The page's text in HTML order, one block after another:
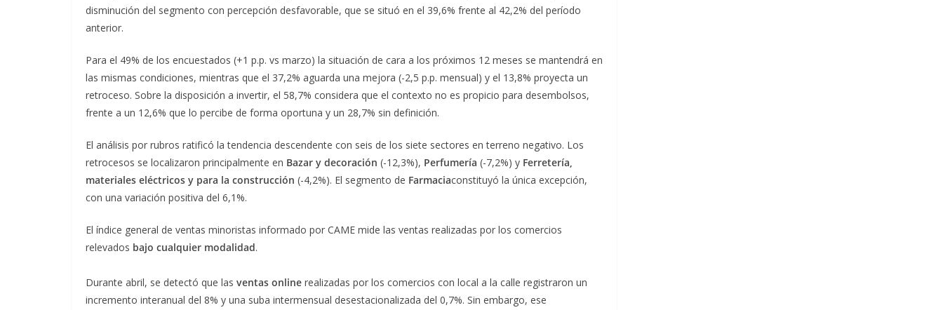
disminución del segmento con percepción desfavorable, que se situó en el 39,6% frente al 42,2% del período
anterior.
Para el 49% de los encuestados (+1 p.p. vs marzo) la situación de cara a los próximos 12 meses se mantendrá en
las mismas condiciones, mientras que el 37,2% aguarda una mejora (-2,5 p.p. mensual) y el 13,8% proyecta un
retroceso. Sobre la disposición a invertir, el 58,7% considera que el contexto no es propicio para desembolsos,
frente a un 12,6% que lo percibe de forma oportuna y un 28,7% sin definición.
El análisis por rubros ratificó la tendencia descendente con seis de los siete sectores en terreno negativo. Los
retrocesos se localizaron principalmente en Bazar y decoración (-12,3%), Perfumería (-7,2%) y Ferretería,
materiales eléctricos y para la construcción (-4,2%). El segmento de Farmaciaconstituyó la única excepción,
con una variación positiva del 6,1%.
El índice general de ventas minoristas informado por CAME mide las ventas realizadas por los comercios
relevados bajo cualquier modalidad.
Durante abril, se detectó que las ventas online realizadas por los comercios con local a la calle registraron un
incremento interanual del 8% y una suba intermensual desestacionalizada del 0,7%. Sin embargo, ese